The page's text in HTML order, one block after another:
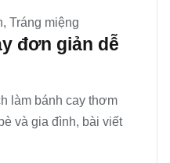
, Tráng miệng
đơn giản dễ
làm bánh cay thơm
và gia đình, bài viết